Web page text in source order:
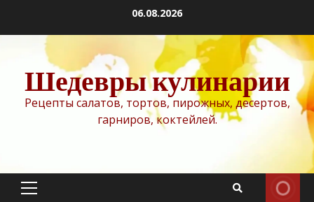
содержимому
06.08.2026
Шедевры кулинарии
Рецепты салатов, тортов, пирожных, десертов,
гарниров, коктейлей.
Основное